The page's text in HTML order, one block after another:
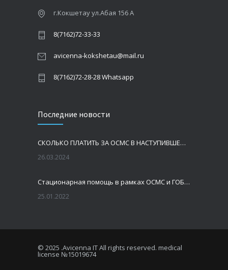
г.Кокшетау ул.Абая 156 А
8(7162)72-33-33
avicenna-kokshetau@mail.ru
8(7162)72-28-28 Whatsapp
Последние новости
СКОЛЬКО ПЛАТИТЬ ЗА ОСМС В НАСТУПИВШЕМ ГОДУ?
26.03.2024
Стационарная помощь в рамках ОСМС и ГОБМП
25.01.2022
© 2025 .Avicenna IT All rights reserved. medical
license №15019674